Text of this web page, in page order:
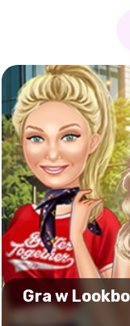
Gra w